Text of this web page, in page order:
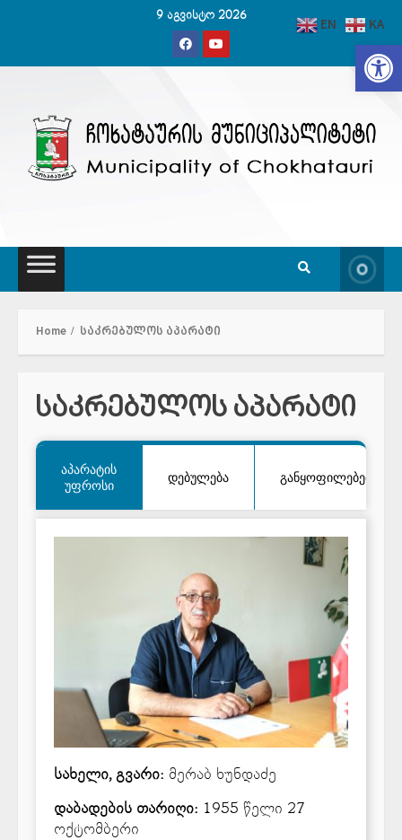
9 აგვისტო 2026
Home საკრებულოს აპარატი
საკრებულოს აპარატი
აპარატის
უფროსი
დებულება განყოფილებები
სახელი, გვარი: მერაბ ხუნდაძე
დაბადების თარიღი: 1955 წელი 27
ოქტომბერი
EN KA